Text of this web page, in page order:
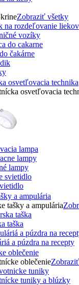
Zobraziť všetky
vozíky
čakárne
osvetľovacia technika
osvetľovacia
lampa
lampy
a ampulária
tašky a ampulária
taška
a púzdra na recepty
oblečenie
oblečenie
tuniky a blúzky